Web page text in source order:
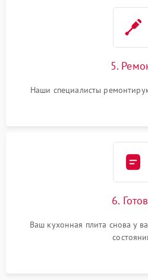
5.
Наши специалисты
6.
Ваш кухонная плита снова у